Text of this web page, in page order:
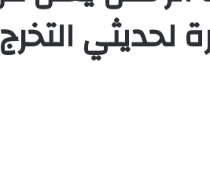
لحديثي التخرج